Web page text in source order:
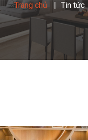
Trang chủ Tin tức